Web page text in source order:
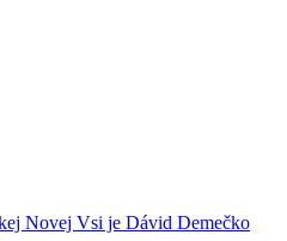
Novej Vsi je Dávid Demečko